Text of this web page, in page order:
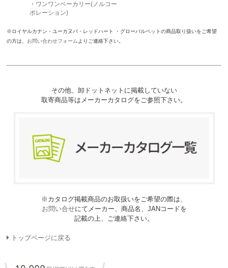
・ワンワンベーカリー(ノルコー
ポレーション)
※ロイヤルカナン・ユーカヌバ・レッドハート ・グローバルペットの商品取り扱いをご希望
の方は、 お問い合わせフォーム よりご連絡下さい。
その他、卸ドットネットに掲載していない
取寄商品等はメーカーカタログをご参照下さい。
※カタログ掲載商品のお取扱いをご希望の際は、
お問い合せにてメーカー、商品名、JANコードを
記載の上、ご連絡下さい。
トップページに戻る